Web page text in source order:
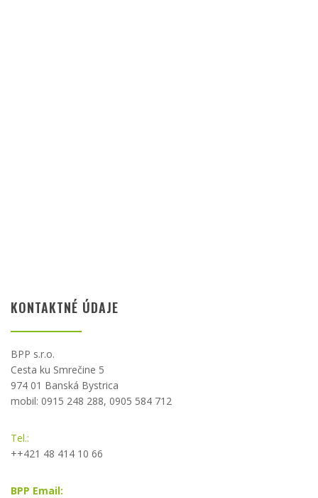
KONTAKTNÉ ÚDAJE
BPP s.r.o.
Cesta ku Smrečine 5
974 01 Banská Bystrica
mobil: 0915 248 288, 0905 584 712
Tel.:
++421 48 414 10 66
BPP Email: